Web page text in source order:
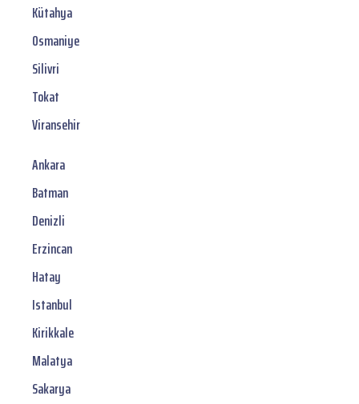
Kütahya
Osmaniye
Silivri
Tokat
Viransehir
Ankara
Batman
Denizli
Erzincan
Hatay
Istanbul
Kirikkale
Malatya
Sakarya